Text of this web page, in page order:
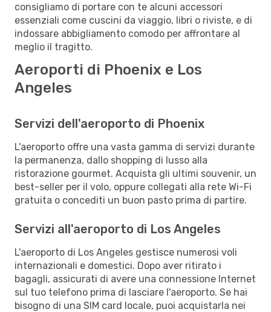
consigliamo di portare con te alcuni accessori
essenziali come cuscini da viaggio, libri o riviste, e di
indossare abbigliamento comodo per affrontare al
meglio il tragitto.
Aeroporti di Phoenix e Los
Angeles
Servizi dell'aeroporto di Phoenix
L'aeroporto offre una vasta gamma di servizi durante
la permanenza, dallo shopping di lusso alla
ristorazione gourmet. Acquista gli ultimi souvenir, un
best-seller per il volo, oppure collegati alla rete Wi-Fi
gratuita o concediti un buon pasto prima di partire.
Servizi all'aeroporto di Los Angeles
L'aeroporto di Los Angeles gestisce numerosi voli
internazionali e domestici. Dopo aver ritirato i
bagagli, assicurati di avere una connessione Internet
sul tuo telefono prima di lasciare l'aeroporto. Se hai
bisogno di una SIM card locale, puoi acquistarla nei